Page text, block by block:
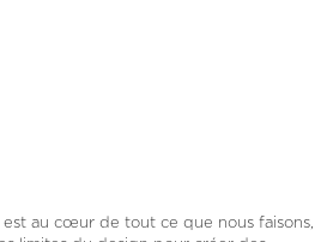
au cœur de tout ce que nous faisons,